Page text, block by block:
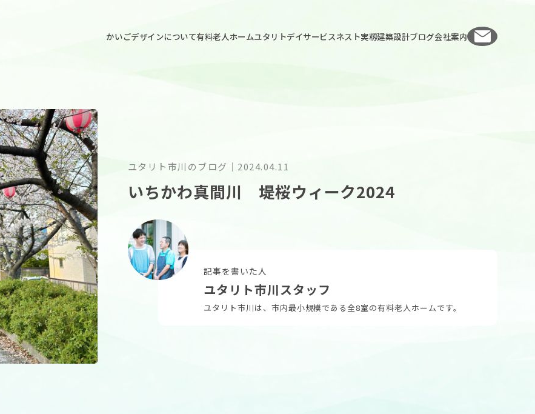
かいごデザインについて有料老人ホームユタリトデイサービスネスト実籾建築設計ブログ会社案内
ユタリト市川のブログ ｜ 2024.04.11
いちかわ真間川 堤桜ウィーク2024
記事を書いた人
ユタリト市川スタッフ
ユタリト市川は、市内最小規模である全8室の有料老人ホームです。